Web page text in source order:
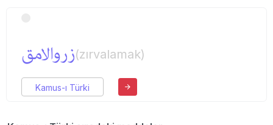
زروالامق(zırvalamak)
Kamus-ı Türki